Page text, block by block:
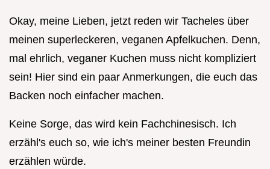
Okay, meine Lieben, jetzt reden wir Tacheles über
meinen superleckeren, veganen Apfelkuchen. Denn,
mal ehrlich, veganer Kuchen muss nicht kompliziert
sein! Hier sind ein paar Anmerkungen, die euch das
Backen noch einfacher machen.
Keine Sorge, das wird kein Fachchinesisch. Ich
erzähl's euch so, wie ich's meiner besten Freundin
erzählen würde.